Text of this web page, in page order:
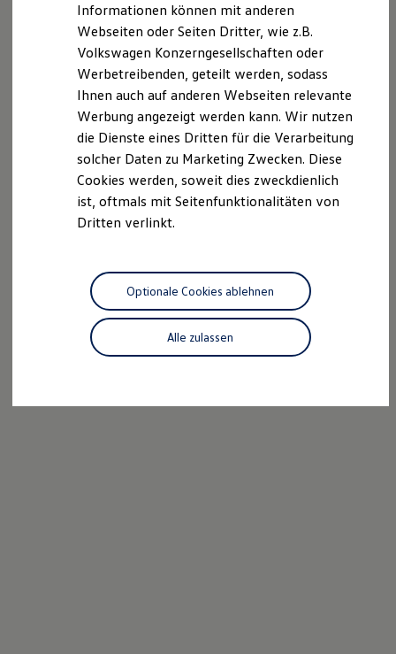
Lifestyle Shop
T-Roc Kollektion
Golf Kollektion
ID. Kollektion
Volkswagen Kollektion
R-Kollektion
GTI Kollektion
Fußball Drop
we drive football
#wedriveproud
Besitzer und Service
Software Updates
Service und Ersatzteile
Motorenöl und Flüssigkeiten
Räder und Reifen
Pannen- und Unfallhilfe
Economy Service
Volkswagen Teile
Zubehör
Patrick Hochheimer
Verkaufsleiter
+49 6145 59090
E-Mail schreiben
Informationen können mit anderen
Webseiten oder Seiten Dritter, wie z.B.
Volkswagen Konzerngesellschaften oder
Werbetreibenden, geteilt werden, sodass
Ihnen auch auf anderen Webseiten relevante
Werbung angezeigt werden kann. Wir nutzen
die Dienste eines Dritten für die Verarbeitung
solcher Daten zu Marketing Zwecken. Diese
Cookies werden, soweit dies zweckdienlich
ist, oftmals mit Seitenfunktionalitäten von
Dritten verlinkt.
Alle zulassen
Optionale Cookies ablehnen